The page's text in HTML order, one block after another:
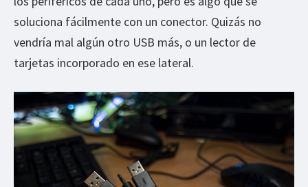
soluciona fácilmente con un conector. Quizás no
vendría mal algún otro USB más, o un lector de
tarjetas incorporado en ese lateral.